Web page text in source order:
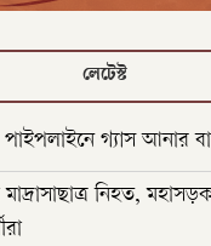
লেটেস্ট
পাইপলাইনে গ্যাস আনার
মাদ্রাসাছাত্র নিহত,